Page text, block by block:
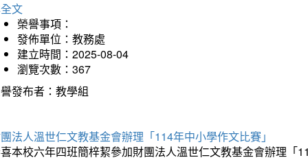
文
榮譽事項：
發佈單位：教務處
建立時間：2025-08-04
瀏覽次數：367
發布者：教學組
法人溫世仁文教基金會辦理「114年中小學作文比賽」
本校六年四班簡梓絜參加財團法人溫世仁文教基金會辦理「